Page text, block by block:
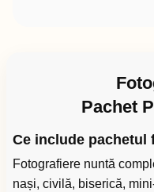
Pachet
Ce include pachetul
Fotografiere nuntă
nași, civilă, biserică,